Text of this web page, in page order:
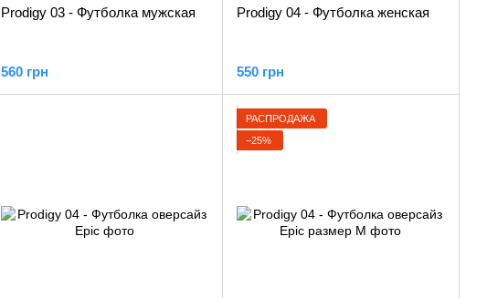
Prodigy 03 - Футболка мужская
560 грн
Prodigy 04 - Футболка женская
550 грн
РАСПРОДАЖА
−25%